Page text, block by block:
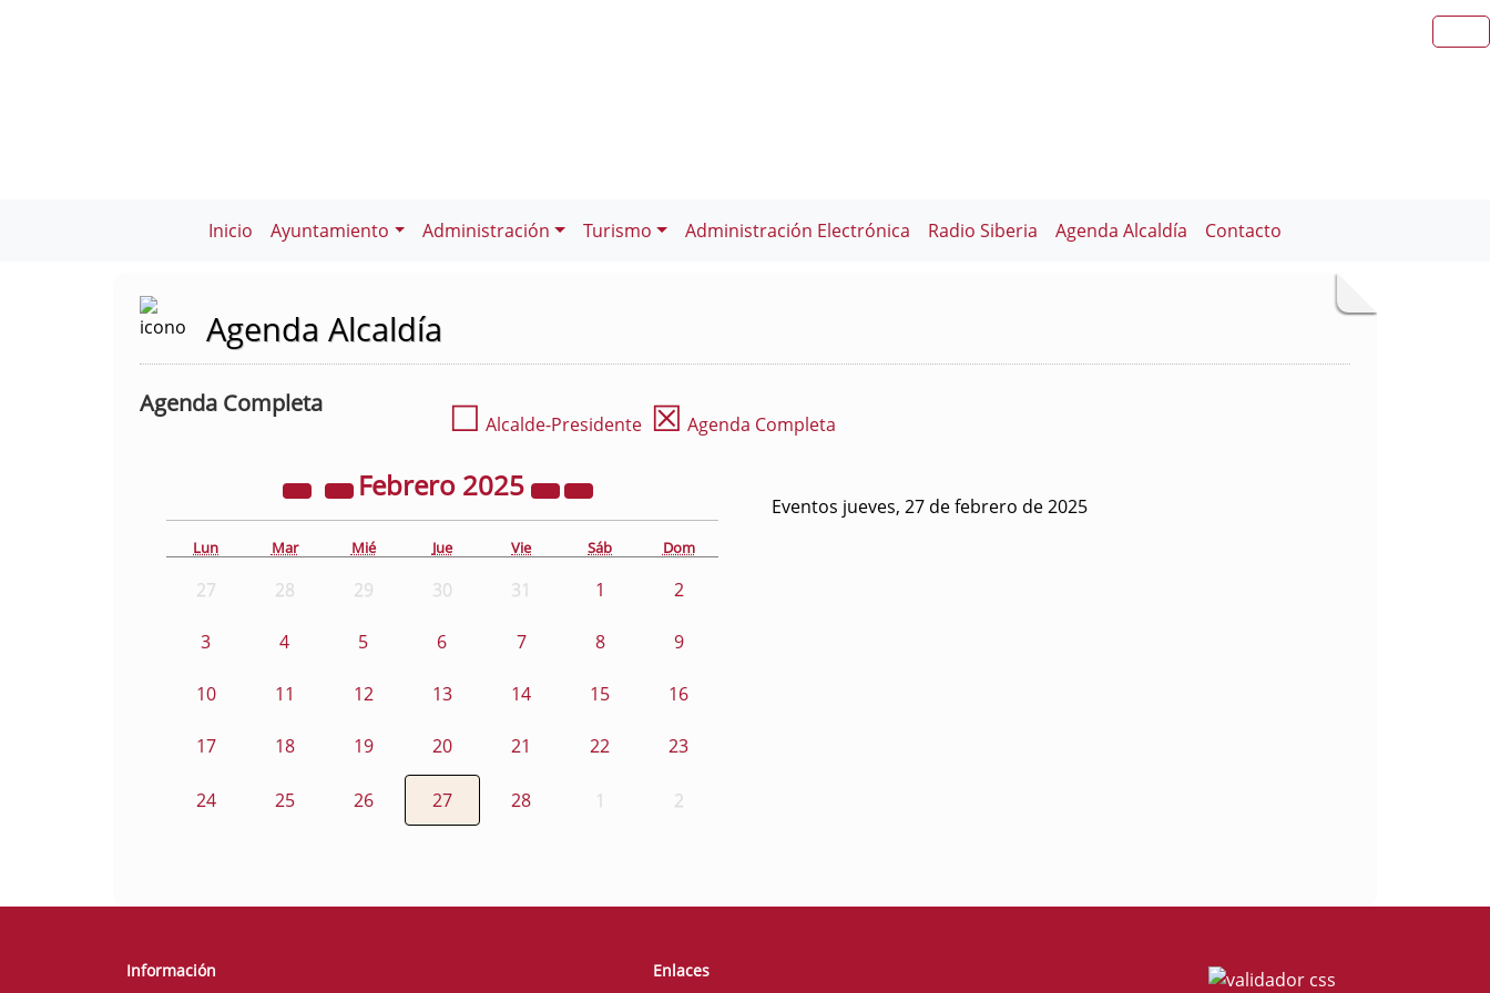
Inicio Ayuntamiento Administración Turismo Administración Electrónica Radio Siberia Agenda Alcaldía Contacto
Agenda Alcaldía
Agenda Completa ☐ Alcalde-Presidente ☒ Agenda Completa
Febrero 2025
Lun Mar Mié Jue Vie Sáb Dom
27 28 29 30 31 1 2
3 4 5 6 7 8 9
10 11 12 13 14 15 16
17 18 19 20 21 22 23
24 25 26 27 28 1 2
Eventos jueves, 27 de febrero de 2025
Información Enlaces